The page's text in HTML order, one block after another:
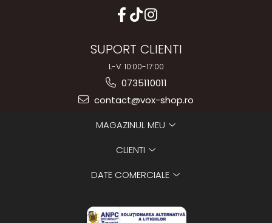
SUPORT CLIENTI
L-V 10:00-17:00
0735110011
contact@vox-shop.ro
MAGAZINUL MEU
CLIENTI
DATE COMERCIALE